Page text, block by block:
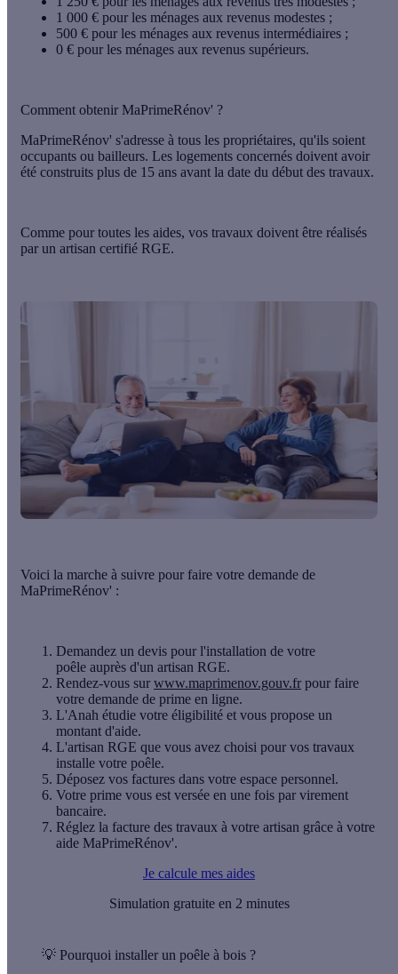
1 000 € pour les ménages aux revenus modestes ;
500 € pour les ménages aux revenus intermédiaires ;
0 € pour les ménages aux revenus supérieurs.
Comment obtenir MaPrimeRénov' ?
MaPrimeRénov' s'adresse à tous les propriétaires, qu'ils soient
occupants ou bailleurs. Les logements concernés doivent avoir
été construits plus de 15 ans avant la date du début des travaux.
Comme pour toutes les aides, vos travaux doivent être réalisés
par un artisan certifié RGE.
Voici la marche à suivre pour faire votre demande de
MaPrimeRénov' :
Demandez un devis pour l'installation de votre
poêle auprès d'un artisan RGE.
Rendez-vous sur www.maprimenov.gouv.fr pour faire
votre demande de prime en ligne.
L'Anah étudie votre éligibilité et vous propose un
montant d'aide.
L'artisan RGE que vous avez choisi pour vos travaux
installe votre poêle.
Déposez vos factures dans votre espace personnel.
Votre prime vous est versée en une fois par virement
bancaire.
Réglez la facture des travaux à votre artisan grâce à votre
aide MaPrimeRénov'.
Je calcule mes aides
Simulation gratuite en 2 minutes
💡 Pourquoi installer un poêle à bois ?